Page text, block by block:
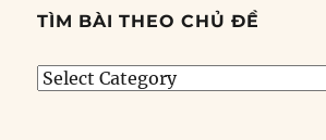
TÌM BÀI THEO CHỦ ĐỀ
Tìm